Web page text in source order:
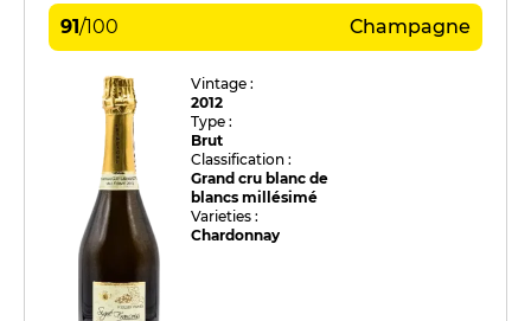
91/100 Champagne
Vintage :
2012
Type :
Brut
Classification :
Grand cru blanc de
blancs millésimé
Varieties :
Chardonnay